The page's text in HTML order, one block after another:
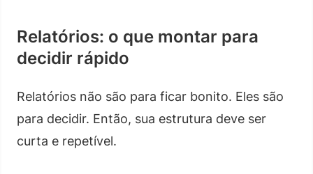
Relatórios: o que montar para
decidir rápido
Relatórios não são para ficar bonito. Eles são
para decidir. Então, sua estrutura deve ser
curta e repetível.